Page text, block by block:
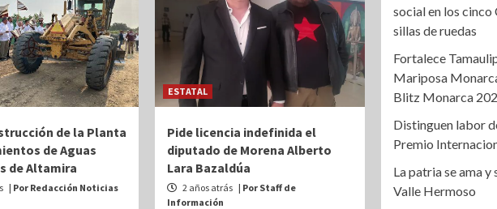
de la Planta
de Aguas
de Altamira
| Por Redacción Noticias
ESTATAL
Pide licencia indefinida el
diputado de Morena Alberto
Lara Bazaldúa
2 años atrás | Por Staff de
Información
social en los cinco
sillas de ruedas
Fortalece
Mariposa
Blitz Monarca
Distinguen labor
Premio
La patria se ama y
Valle Hermoso